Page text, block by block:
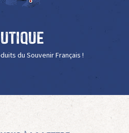
du Souvenir Français !